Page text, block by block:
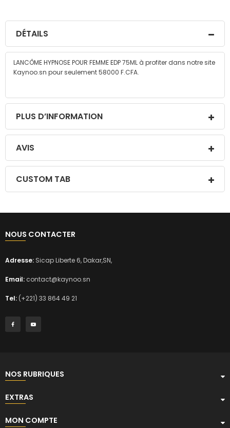
DÉTAILS
LANCÔME HYPNOSE POUR FEMME EDP 75ML à profiter dans notre site
Kaynoo.sn pour seulement 58000 F.CFA.
PLUS D’INFORMATION
AVIS
CUSTOM TAB
NOUS CONTACTER
Adresse: Sicap Liberte 6, Dakar,SN,
Email: contact@kaynoo.sn
Tel: (+221) 33 864 49 21
NOS RUBRIQUES
EXTRAS
MON COMPTE